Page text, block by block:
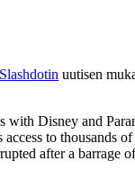
Slashdotin uutisen
with Disney and
access to thousands
after a barrage